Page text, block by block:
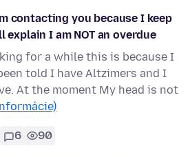
contacting you because I keep
I am NOT an overdue
for a while this is because I
told I have Altzimers and I
At the moment My head is not
6 90